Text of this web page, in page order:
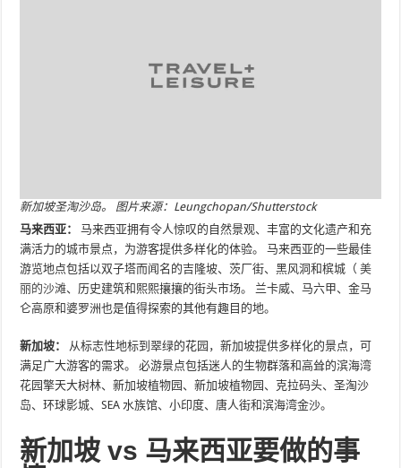
新加坡圣淘沙岛。 图片来源：Leungchopan/Shutterstock
马来西亚：
马来西亚拥有令人惊叹的自然景观、丰富的文化遗产和充
满活力的城市景点，为游客提供多样化的体验。 马来西亚的一些最佳
游览地点包括以双子塔而闻名的吉隆坡、茨厂街、黑风洞和槟城（美
丽的沙滩、历史建筑和熙熙攘攘的街头市场。 兰卡威、马六甲、金马
仑高原和婆罗洲也是值得探索的其他有趣目的地。
新加坡：
从标志性地标到翠绿的花园，新加坡提供多样化的景点，可
满足广大游客的需求。 必游景点包括迷人的生物群落和高耸的滨海湾
花园擎天大树林、新加坡植物园、新加坡植物园、克拉码头、圣淘沙
岛、环球影城、SEA 水族馆、小印度、唐人街和滨海湾金沙。
新加坡 vs 马来西亚要做的事